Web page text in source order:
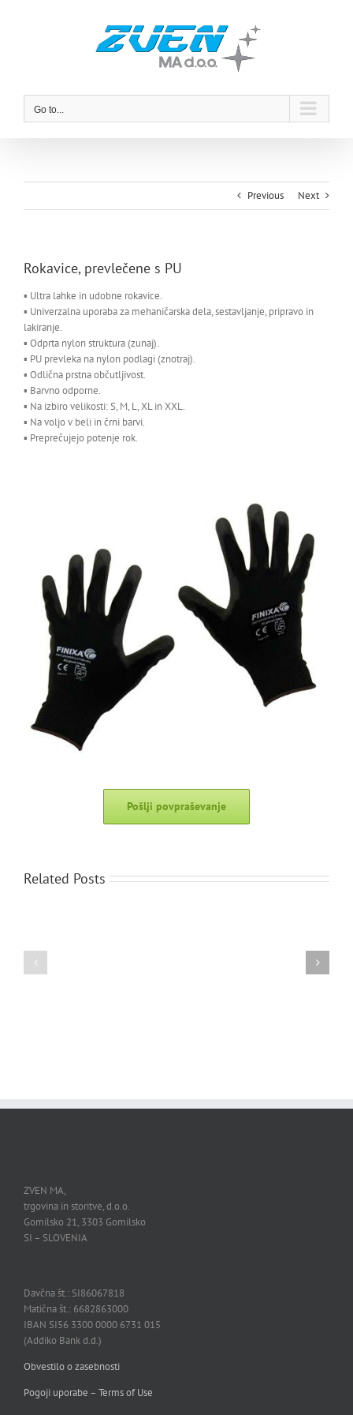
Go to...
Previous Next
Rokavice, prevlečene s PU
▪ Ultra lahke in udobne rokavice.
▪ Univerzalna uporaba za mehaničarska dela, sestavljanje, pripravo in
lakiranje.
▪ Odprta nylon struktura (zunaj).
▪ PU prevleka na nylon podlagi (znotraj).
▪ Odlična prstna občutljivost.
▪ Barvno odporne.
▪ Na izbiro velikosti: S, M, L, XL in XXL.
▪ Na voljo v beli in črni barvi.
▪ Preprečujejo potenje rok.
Pošlji povpraševanje
Related Posts
ZVEN MA,
trgovina in storitve, d.o.o.
Gomilsko 21, 3303 Gomilsko
SI – SLOVENIA
Davčna št.: SI86067818
Matična št.: 6682863000
IBAN SI56 3300 0000 6731 015
(Addiko Bank d.d.)
Obvestilo o zasebnosti
Pogoji uporabe – Terms of Use